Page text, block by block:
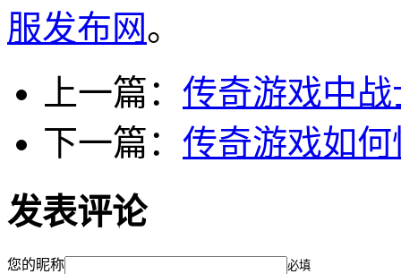
服发布网。
上一篇： 传奇游戏中
下一篇： 传奇游戏如
发表评论
您的昵称 必填